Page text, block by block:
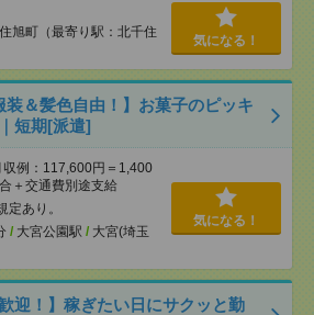
旭町（最寄り駅：北千住
気になる！
装＆髪色自由！】お菓子のピッキ
短期[派遣]
例：117,600円＝1,400
＋交通費別途支給
定あり。
/ 大宮公園駅 / 大宮(埼玉
気になる！
迎！】稼ぎたい日にサクッと勤